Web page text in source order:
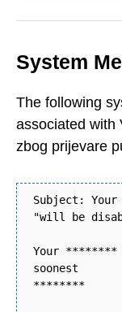
System
The following
associated with
zbog prijevare
Subject:
"will be
Your ********
soonest
********